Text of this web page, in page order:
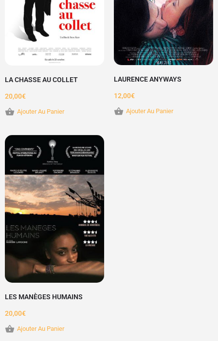
LA CHASSE AU COLLET
20,00€
Ajouter Au Panier
LAURENCE ANYWAYS
12,00€
Ajouter Au Panier
LES MANÈGES HUMAINS
20,00€
Ajouter Au Panier